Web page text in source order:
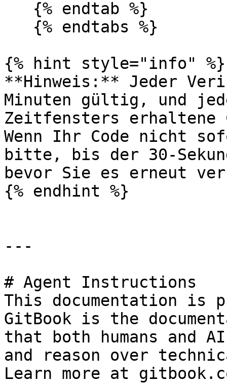
{% hint style="info" %}
**Hinweis:** Jeder
Minuten gültig, und
Zeitfensters erhaltene
Wenn Ihr Code nicht
bitte, bis der 30-
bevor Sie es erneut
{% endhint %}
---
# Agent Instructions
This documentation is
GitBook is the
that both humans and
and reason over
Learn more at